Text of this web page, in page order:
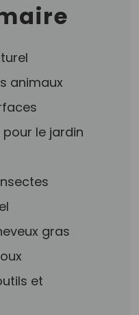
animaux
le jardin
gras
et